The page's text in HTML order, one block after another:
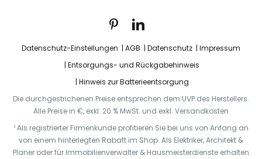
Datenschutz-Einstellungen AGB Datenschutz
Impressum
Entsorgungs- und Rückgabehinweis
Hinweis zur Batterieentsorgung
Die durchgestrichenen Preise entsprechen dem UVP des Herstellers.
Alle Preise in €, exkl. 20 % MwSt. und exkl. Versandkosten
¹ Als registrierter Firmenkunde profitieren Sie bei uns von Anfang an
von einem hinterlegten Rabatt im Shop. Als Elektriker, Architekt &
Planer oder für Immobilienverwalter & Hausmeisterdienste erhalten